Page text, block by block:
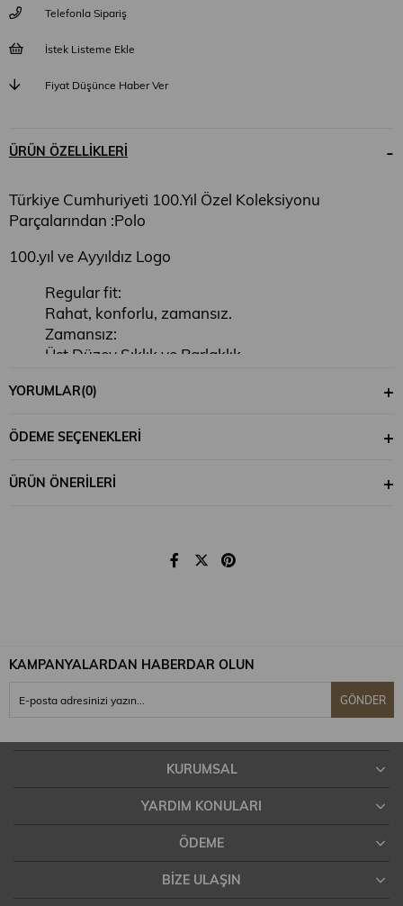
Telefonla Sipariş
İstek Listeme Ekle
Fiyat Düşünce Haber Ver
ÜRÜN ÖZELLIKLERI
Türkiye Cumhuriyeti 100.Yıl Özel Koleksiyonu
Parçalarından :Polo
100.yıl ve Ayyıldız Logo
Regular fit:
Rahat, konforlu, zamansız.
Zamansız:
Üst Düzey Şıklık ve Parlaklık.
Üst düzey yumuşaklık, beden uyumu.
Kuru temizleme yapınız.
Kurutma makinası kullanmayınız.
YORUMLAR(0)
ÖDEME SEÇENEKLERI
ÜRÜN ÖNERILERI
KAMPANYALARDAN HABERDAR OLUN
GÖNDER
KURUMSAL
YARDIM KONULARI
ÖDEME
BIZE ULAŞIN